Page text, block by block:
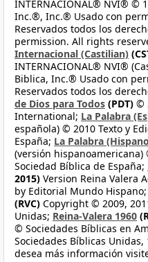
INTERNACIONAL® NVI® ©
Inc.®, Inc.® Usado con
Reservados todos los
permission. All rights
Internacional (Castilian)
INTERNACIONAL® NVI®
Biblica, Inc.® Usado con
Reservados todos los
de Dios para Todos (PDT) ©
International; La Palabra
española) © 2010 Texto y
España; La Palabra
(versión hispanoamericana)
Sociedad Bíblica de España;
2015) Version Reina Valera
by Editorial Mundo Hispano;
(RVC) Copyright © 2009,
Unidas; Reina-Valera 1960
© Sociedades Bíblicas en
Sociedades Bíblicas
desea más información